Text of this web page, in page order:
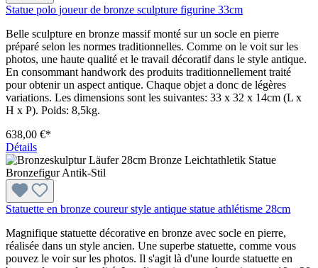
Statue polo joueur de bronze sculpture figurine 33cm
Belle sculpture en bronze massif monté sur un socle en pierre
préparé selon les normes traditionnelles. Comme on le voit sur les
photos, une haute qualité et le travail décoratif dans le style antique.
En consommant handwork des produits traditionnellement traité
pour obtenir un aspect antique. Chaque objet a donc de légères
variations. Les dimensions sont les suivantes: 33 x 32 x 14cm (L x
H x P). Poids: 8,5kg.
638,00 €*
Détails
Statuette en bronze coureur style antique statue athlétisme 28cm
Magnifique statuette décorative en bronze avec socle en pierre,
réalisée dans un style ancien. Une superbe statuette, comme vous
pouvez le voir sur les photos. Il s'agit là d'une lourde statuette en